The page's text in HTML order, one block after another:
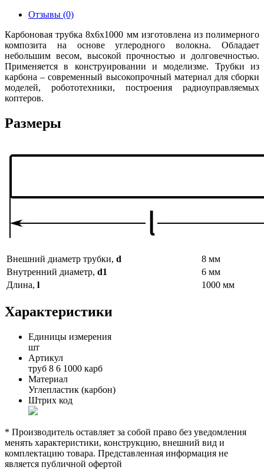
Отзывы (0)
Карбоновая трубка 8х6х1000 мм изготовлена из полимерного
композита на основе углеродного волокна. Обладает
небольшим весом, высокой прочностью и долговечностью.
Применяется в конструировании и моделизме. Трубки из
карбона – современный высокопрочный материал для сборки
моделей, робототехники, построения радиоуправляемых
коптеров.
Размеры
Внешний диаметр трубки, d
8 мм
Внутренний диаметр, d1
6 мм
Длинa, l 1000 мм
Характеристики
Единицы измерения
шт
Артикул
труб 8 6 1000 карб
Материал
Углепластик (карбон)
Штрих код
* Производитель оставляет за собой право без уведомления
менять характеристики, конструкцию, внешний вид и
комплектацию товара. Представленная информация не
является публичной офертой